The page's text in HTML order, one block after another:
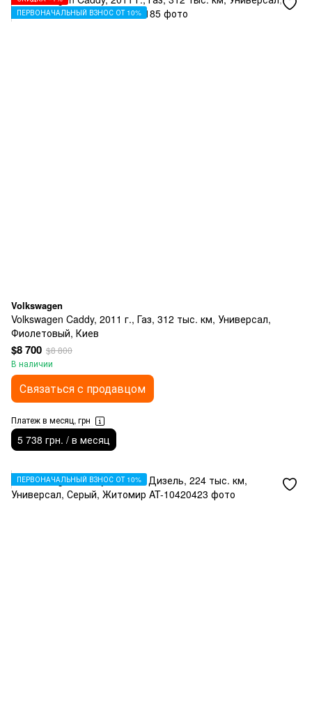
ПЕРВОНАЧАЛЬНЫЙ ВЗНОС ОТ 10%
Volkswagen
Volkswagen Caddy, 2011 г., Газ, 312 тыс. км, Универсал,
Фиолетовый, Киев
$8 700 $8 800
В наличии
Связаться с продавцом
Платеж в месяц, грн
5 738 грн. / в месяц
ПЕРВОНАЧАЛЬНЫЙ ВЗНОС ОТ 10%